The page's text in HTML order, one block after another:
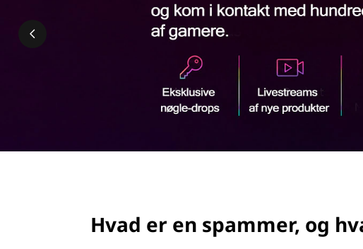
Hvad er en spammer, og